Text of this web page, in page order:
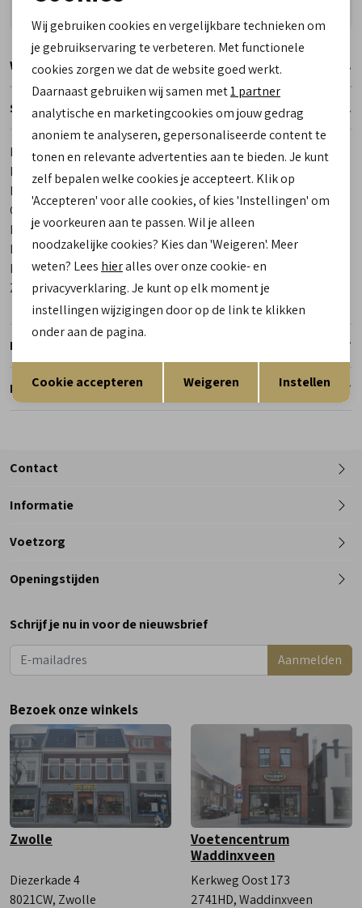
Reserveer- en passervice in de winkel!
Winkelvoorraad
Specificaties
Merk
Paul Green
Leveranciercode
1136 000
Bestelcode
00029257-40
Categorie
Sneakers | veterschoenen
Kleur
Beige
Materiaal buitenkant
Suede
Materiaal binnenkant
Leer
Zool
Rubber
Retourneren
Reserveer en pas in de winkel
Contact
Telefoon
Informatie
Voetzorg
Openingstijden
Dinsdag
Woensdag
9:00 - 18:00
Vrijdag
Zaterdag
9:00 - 17:00
Schrijf je nu in voor de nieuwsbrief
Aanmelden
Bezoek onze winkels
Zwolle
Diezerkade 4
8021CW, Zwolle
Voetencentrum
Waddinxveen
Kerkweg Oost 173
2741HD, Waddinxveen
Noodzakelijke cookies
Analytische cookies
Marketing cookies
Terug Opslaan
Wij gebruiken cookies en vergelijkbare technieken om
je gebruikservaring te verbeteren. Met functionele
cookies zorgen we dat de website goed werkt.
Daarnaast gebruiken wij samen met1 partner
analytische en marketingcookies om jouw gedrag
anoniem te analyseren, gepersonaliseerde content te
tonen en relevante advertenties aan te bieden. Je kunt
zelf bepalen welke cookies je accepteert. Klik op
'Accepteren' voor alle cookies, of kies 'Instellingen' om
je voorkeuren aan te passen. Wil je alleen
noodzakelijke cookies? Kies dan 'Weigeren'. Meer
weten? Lees hieralles over onze cookie- en
privacyverklaring. Je kunt op elk moment je
instellingen wijzigingen door op de link te klikken
onder aan de pagina.
Cookie accepteren Weigeren Instellen